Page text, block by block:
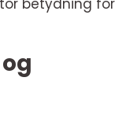
betydning for